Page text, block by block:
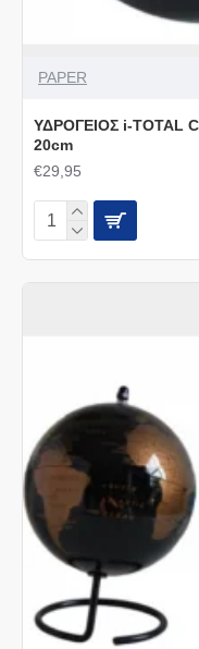
PAPER
ΥΔΡΟΓΕΙΟΣ i-TOTAL
20cm
€29,95